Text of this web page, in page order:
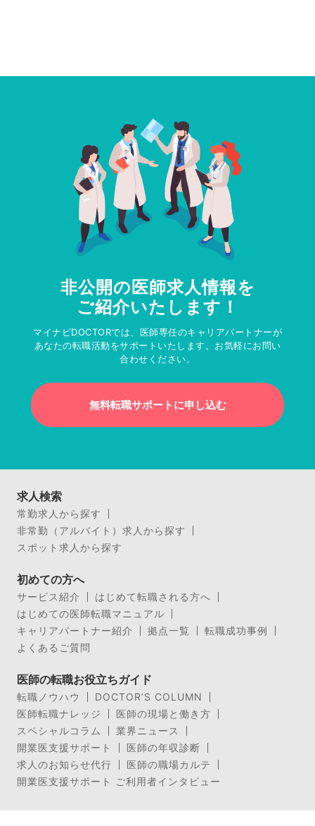
非公開の医師求人情報を
ご紹介いたします！
マイナビDOCTORでは、医師専任のキャリアパートナーが
あなたの転職活動をサポートいたします。お気軽にお問い
合わせください。
無料転職サポートに申し込む
求人検索
常勤求人から探す
非常勤（アルバイト）求人から探す
スポット求人から探す
初めての方へ
サービス紹介
はじめて転職される方へ
はじめての医師転職マニュアル
キャリアパートナー紹介
拠点一覧
転職成功事例
よくあるご質問
医師の転職お役立ちガイド
転職ノウハウ
DOCTOR’S COLUMN
医師転職ナレッジ
医師の現場と働き方
スペシャルコラム
業界ニュース
開業医支援サポート
医師の年収診断
求人のお知らせ代行
医師の職場カルテ
開業医支援サポート ご利用者インタビュー